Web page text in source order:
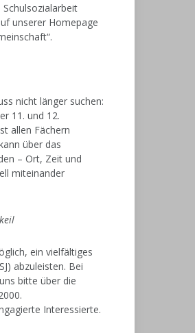
unserer Homepage
nicht länger suchen:
11. und 12.
allen Fächern
über das
– Ort, Zeit und
miteinander
ein vielfältiges
abzuleisten. Bei
bitte über die
Interessierte.